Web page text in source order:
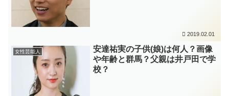
2019.02.01
女性芸能人
安達祐実の子供(娘)は何人？画像
や年齢と群馬？父親は井戸田で学
校？